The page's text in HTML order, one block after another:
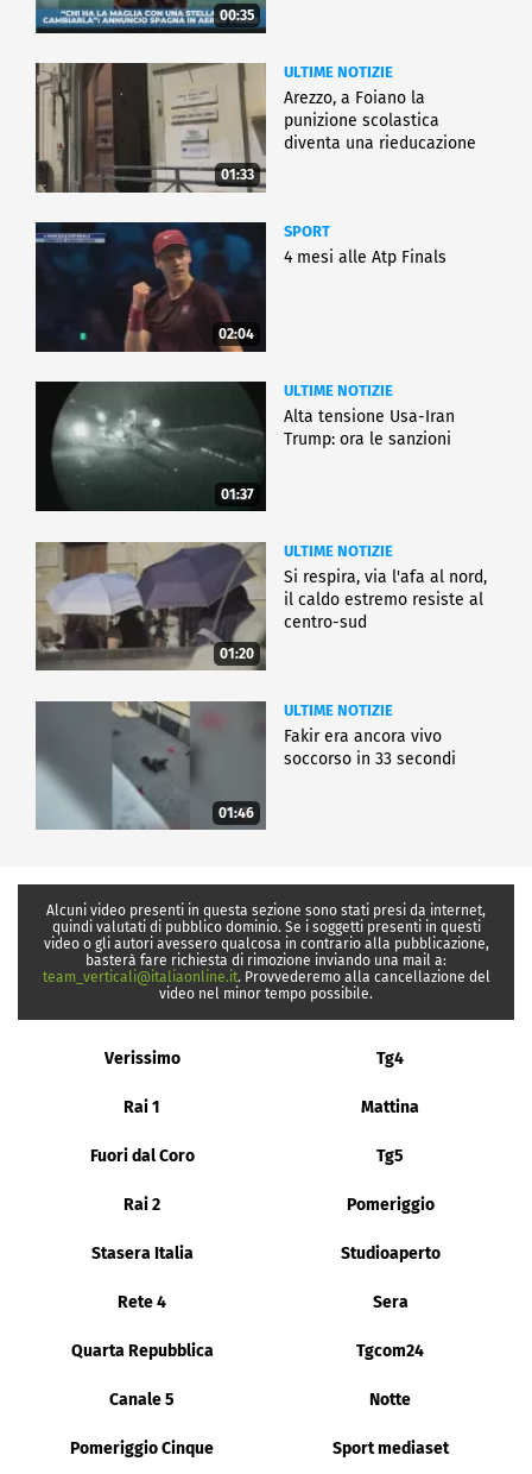
00:35
01:33
ULTIME NOTIZIE
Arezzo, a Foiano la
punizione scolastica
diventa una rieducazione
02:04
SPORT
4 mesi alle Atp Finals
01:37
ULTIME NOTIZIE
Alta tensione Usa-Iran
Trump: ora le sanzioni
01:20
ULTIME NOTIZIE
Si respira, via l'afa al nord,
il caldo estremo resiste al
centro-sud
01:46
ULTIME NOTIZIE
Fakir era ancora vivo
soccorso in 33 secondi
Alcuni video presenti in questa sezione sono stati presi da internet,
quindi valutati di pubblico dominio. Se i soggetti presenti in questi
video o gli autori avessero qualcosa in contrario alla pubblicazione,
basterà fare richiesta di rimozione inviando una mail a:
team_verticali@italiaonline.it. Provvederemo alla cancellazione del
video nel minor tempo possibile.
Verissimo Tg4
Rai 1 Mattina
Fuori dal Coro Tg5
Rai 2 Pomeriggio
Stasera Italia Studioaperto
Rete 4 Sera
Quarta Repubblica Tgcom24
Canale 5 Notte
Pomeriggio Cinque Sport mediaset